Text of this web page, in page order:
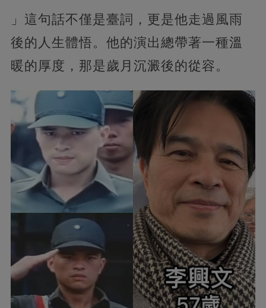
」這句話不僅是臺詞，更是他走過風雨
後的人生體悟。他的演出總帶著一種溫
暖的厚度，那是歲月沉澱後的從容。